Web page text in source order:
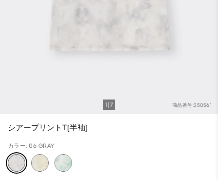
商品番号:350561
1 7
シアープリントT(半袖)
カラー: 06 GRAY